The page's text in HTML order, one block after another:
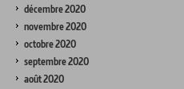
décembre 2020
novembre 2020
octobre 2020
septembre 2020
août 2020